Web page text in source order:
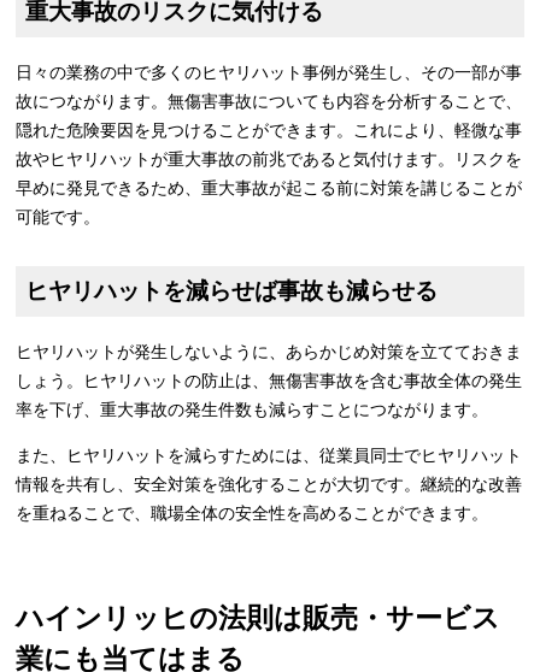
重大事故のリスクに気付ける
日々の業務の中で多くのヒヤリハット事例が発生し、その一部が事
故につながります。無傷害事故についても内容を分析することで、
隠れた危険要因を見つけることができます。これにより、軽微な事
故やヒヤリハットが重大事故の前兆であると気付けます。リスクを
早めに発見できるため、重大事故が起こる前に対策を講じることが
可能です。
ヒヤリハットを減らせば事故も減らせる
ヒヤリハットが発生しないように、あらかじめ対策を立てておきま
しょう。ヒヤリハットの防止は、無傷害事故を含む事故全体の発生
率を下げ、重大事故の発生件数も減らすことにつながります。
また、ヒヤリハットを減らすためには、従業員同士でヒヤリハット
情報を共有し、安全対策を強化することが大切です。継続的な改善
を重ねることで、職場全体の安全性を高めることができます。
ハインリッヒの法則は販売・サービス
業にも当てはまる